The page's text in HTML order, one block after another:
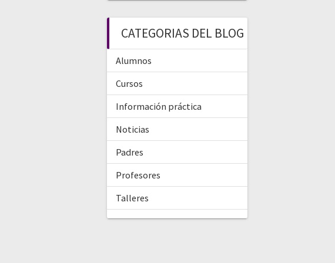
CATEGORIAS DEL BLOG
Alumnos
Cursos
Información práctica
Noticias
Padres
Profesores
Talleres